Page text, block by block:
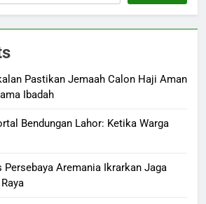
Pastikan Jemaah Calon Haji Aman
Ibadah
Bendungan Lahor: Ketika Warga
Persebaya Aremania Ikrarkan Jaga